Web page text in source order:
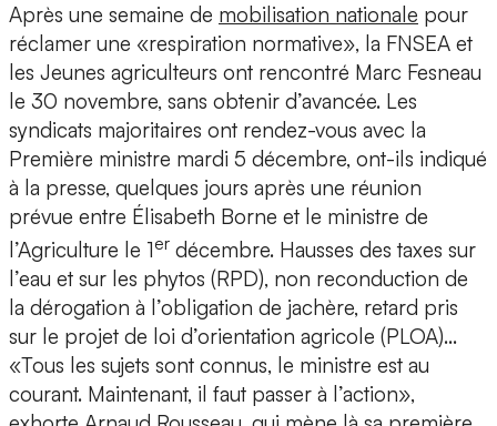
Après une semaine de mobilisation nationale pour
réclamer une «respiration normative», la FNSEA et
les Jeunes agriculteurs ont rencontré Marc Fesneau
le 30 novembre, sans obtenir d’avancée. Les
syndicats majoritaires ont rendez-vous avec la
Première ministre mardi 5 décembre, ont-ils indiqué
à la presse, quelques jours après une réunion
prévue entre Élisabeth Borne et le ministre de
l’Agriculture le 1er décembre. Hausses des taxes sur
l’eau et sur les phytos (RPD), non reconduction de
la dérogation à l’obligation de jachère, retard pris
sur le projet de loi d’orientation agricole (PLOA)…
«Tous les sujets sont connus, le ministre est au
courant. Maintenant, il faut passer à l’action»,